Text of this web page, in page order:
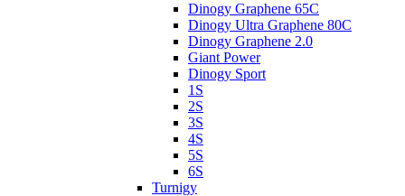
Dinogy Graphene 65C
Dinogy Ultra Graphene 80C
Dinogy Graphene 2.0
Giant Power
Dinogy Sport
1S
2S
3S
4S
5S
6S
Turnigy